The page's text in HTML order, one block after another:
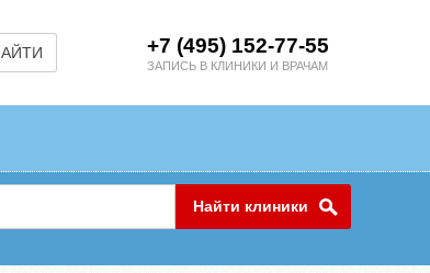
+7 (495) 152-77-55
ЗАПИСЬ В КЛИНИКИ И ВРАЧАМ
Найти клиники